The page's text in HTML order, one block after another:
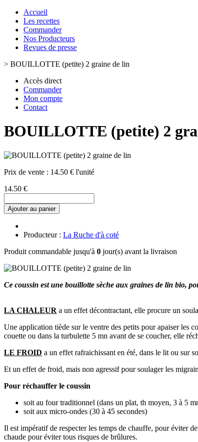
Accueil
Les recettes
Commander
Nos Producteurs
Revues de presse
> BOUILLOTTE (petite) 2 graine de lin
Accès direct
Commander
Mon compte
Contact
BOUILLOTTE (petite) 2
Prix de vente : 14.50 € l'unité
14.50 €
Ajouter au panier
Producteur : La Ruche d'à coté
Produit commandable jusqu'à 0 jour(s) avant la livraison
Ce coussin est une bouillotte sèche aux graines de lin bio,
LA CHALEUR a un effet décontractant, elle procure un
Une application tiède sur le ventre des petits pour apaiser les
couette ou dans la turbulette 5 mn avant de se coucher, elle
LE FROID a un effet rafraichissant en été, dans le lit ou sur
Et un effet de froid, mais non agressif pour soulager les
Pour réchauffer le coussin
soit au four traditionnel (dans un plat, th moyen, 3 à 5
soit aux micro-ondes (30 à 45 secondes)
Il est impératif de respecter les temps de chauffe, pour éviter
chaude pour éviter tous risques de brûlures.